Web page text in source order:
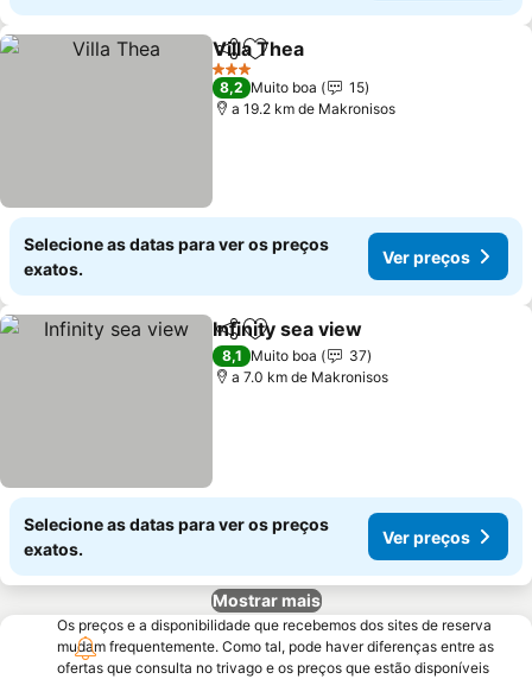
PartilharAdicionar aos favoritos
Villa Thea
3 Estrelas
8,2 Muito boa
15
a 19.2 km de Makronisos
Selecione as datas para ver os preços
exatos.
Ver preços
PartilharAdicionar aos favoritos
Infinity sea view
8,1 Muito boa
37
a 7.0 km de Makronisos
Selecione as datas para ver os preços
exatos.
Ver preços
Mostrar mais
Os preços e a disponibilidade que recebemos dos sites de reserva
mudam frequentemente. Como tal, pode haver diferenças entre as
ofertas que consulta no trivago e os preços que estão disponíveis